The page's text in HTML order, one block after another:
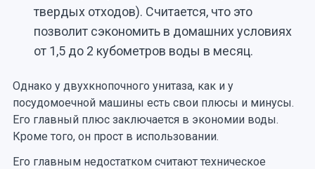
твердых отходов). Считается, что это
позволит сэкономить в домашних условиях
от 1,5 до 2 кубометров воды в месяц.
Однако у двухкнопочного унитаза, как и у
посудомоечной машины есть свои плюсы и минусы.
Его главный плюс заключается в экономии воды.
Кроме того, он прост в использовании.
Его главным недостатком считают техническое